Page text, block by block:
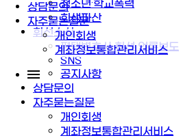
상담문의
자주묻는질문
개인회생
계좌정보통합관리서비스
청소년·학교폭력
회생파산
휘선소식
평택변호사 휘선 언론보도
SNS
공지사항
상담문의
자주묻는질문
개인회생
계좌정보통합관리서비스